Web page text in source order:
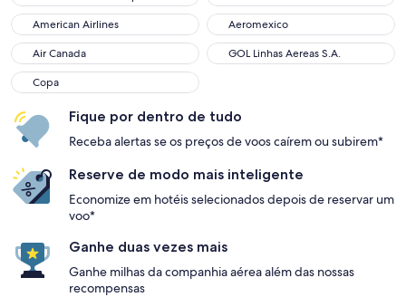
American Airlines
American Airlines Aeromexico
Aeromexico
Air Canada
Air Canada GOL Linhas Aereas S.A.
GOL Linhas Aereas S.A.
Copa
Copa
Fique por dentro de tudo
Receba alertas se os preços de voos caírem ou subirem*
Reserve de modo mais inteligente
Economize em hotéis selecionados depois de reservar um
voo*
Ganhe duas vezes mais
Ganhe milhas da companhia aérea além das nossas
recompensas